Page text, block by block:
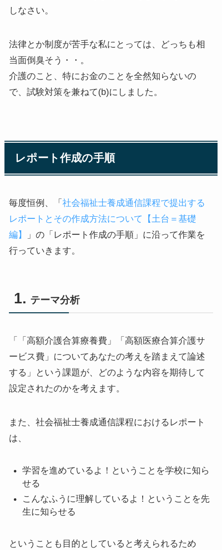
しなさい。
法律とか制度が苦手な私にとっては、どっちも相
当面倒臭そう・・。
介護のこと、特にお金のことを全然知らないの
で、試験対策を兼ねて(b)にしました。
レポート作成の手順
毎度恒例、「 社会福祉士養成通信課程で提出する
レポートとその作成方法について【土台＝基礎
編】
」の「レポート作成の手順」に沿って作業を
行っていきます。
テーマ分析
「「高額介護合算療養費」「高額医療合算介護サ
ービス費」についてあなたの考えを踏まえて論述
する」という課題が、どのような内容を期待して
設定されたのかを考えます。
また、社会福祉士養成通信課程におけるレポート
は、
学習を進めているよ！ということを学校に知ら
せる
こんなふうに理解しているよ！ということを先
生に知らせる
ということも目的としていると考えられるため